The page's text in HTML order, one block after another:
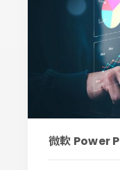
微軟 Power